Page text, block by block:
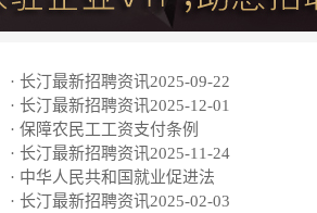
· 长汀最新招聘资讯2025-09-22
· 长汀最新招聘资讯2025-12-01
· 保障农民工工资支付条例
· 长汀最新招聘资讯2025-11-24
· 中华人民共和国就业促进法
· 长汀最新招聘资讯2025-02-03